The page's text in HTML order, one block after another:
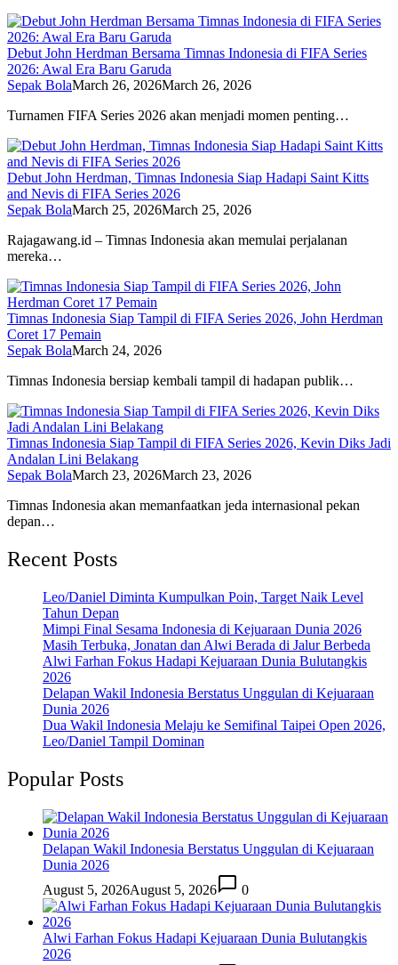
Debut John Herdman Bersama Timnas Indonesia di FIFA Series
2026: Awal Era Baru Garuda
Sepak BolaMarch 26, 2026March 26, 2026
Turnamen FIFA Series 2026 akan menjadi momen penting…
Debut John Herdman, Timnas Indonesia Siap Hadapi Saint Kitts
and Nevis di FIFA Series 2026
Sepak BolaMarch 25, 2026March 25, 2026
Rajagawang.id – Timnas Indonesia akan memulai perjalanan
mereka…
Timnas Indonesia Siap Tampil di FIFA Series 2026, John Herdman
Coret 17 Pemain
Sepak BolaMarch 24, 2026
Timnas Indonesia bersiap kembali tampil di hadapan publik…
Timnas Indonesia Siap Tampil di FIFA Series 2026, Kevin Diks Jadi
Andalan Lini Belakang
Sepak BolaMarch 23, 2026March 23, 2026
Timnas Indonesia akan memanfaatkan jeda internasional pekan
depan…
Recent Posts
Leo/Daniel Diminta Kumpulkan Poin, Target Naik Level
Tahun Depan
Mimpi Final Sesama Indonesia di Kejuaraan Dunia 2026
Masih Terbuka, Jonatan dan Alwi Berada di Jalur Berbeda
Alwi Farhan Fokus Hadapi Kejuaraan Dunia Bulutangkis
2026
Delapan Wakil Indonesia Berstatus Unggulan di Kejuaraan
Dunia 2026
Dua Wakil Indonesia Melaju ke Semifinal Taipei Open 2026,
Leo/Daniel Tampil Dominan
Popular Posts
Delapan Wakil Indonesia Berstatus Unggulan di Kejuaraan
Dunia 2026
August 5, 2026August 5, 2026 0
Alwi Farhan Fokus Hadapi Kejuaraan Dunia Bulutangkis
2026